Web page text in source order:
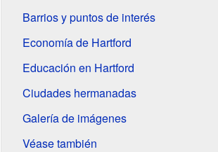
Barrios y puntos de interés
Economía de Hartford
Educación en Hartford
Ciudades hermanadas
Galería de imágenes
Véase también